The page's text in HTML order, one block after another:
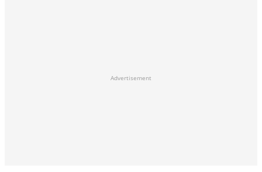
Advertisement